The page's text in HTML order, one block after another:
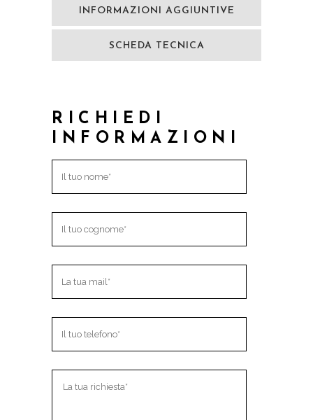
INFORMAZIONI AGGIUNTIVE
SCHEDA TECNICA
RICHIEDI
INFORMAZIONI